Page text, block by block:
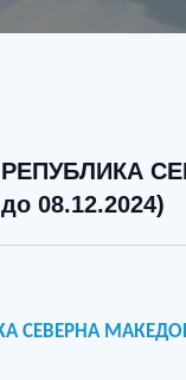
08.12.2024)
СЕВЕРНА